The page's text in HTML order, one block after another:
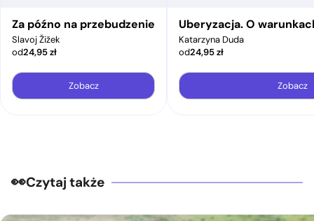
Za późno na przebudzenie
Slavoj Žižek
od24,95zł
Zobacz
Uberyzacja. O
Katarzyna Duda
od24,95zł
Zobacz
Czytaj także